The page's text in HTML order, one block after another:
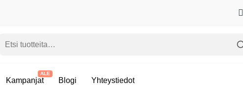
Kampanjat Blogi Yhteystiedot